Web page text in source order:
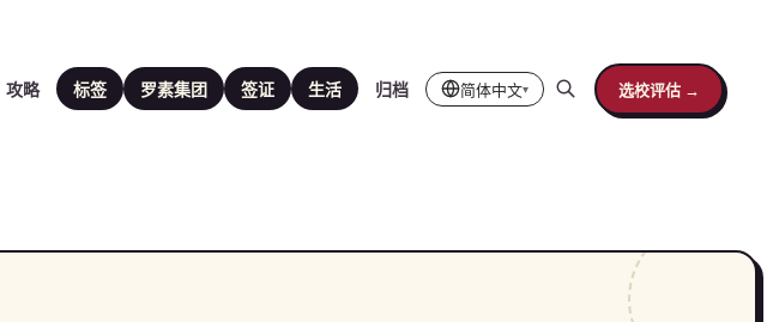
攻略 标签 罗素集团 签证 生活 归档 简体中文▾ 选校评估 →